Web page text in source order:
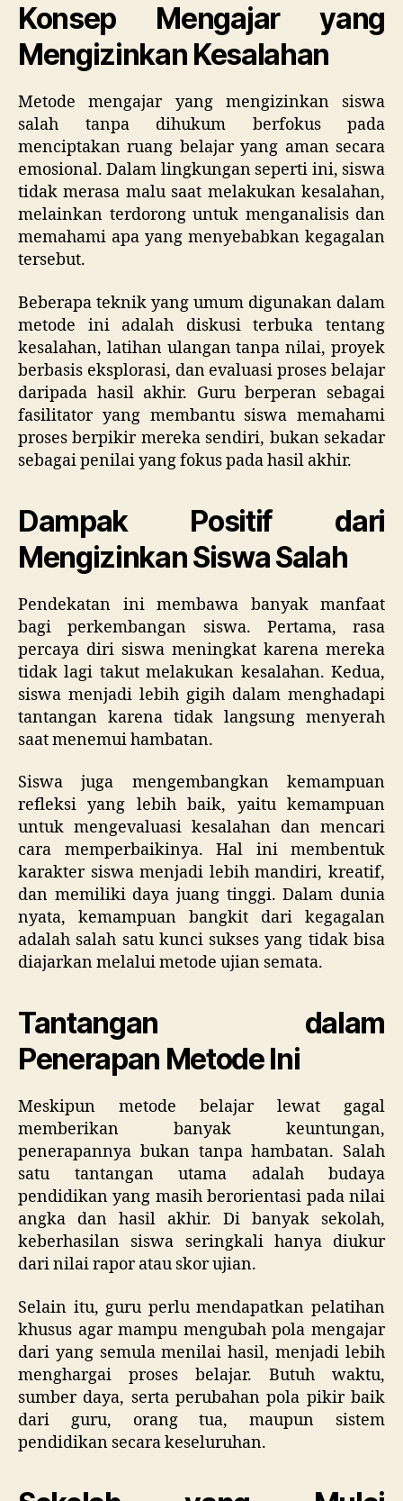
Konsep Mengajar yang
Mengizinkan Kesalahan
Metode mengajar yang mengizinkan siswa
salah tanpa dihukum berfokus pada
menciptakan ruang belajar yang aman secara
emosional. Dalam lingkungan seperti ini, siswa
tidak merasa malu saat melakukan kesalahan,
melainkan terdorong untuk menganalisis dan
memahami apa yang menyebabkan kegagalan
tersebut.
Beberapa teknik yang umum digunakan dalam
metode ini adalah diskusi terbuka tentang
kesalahan, latihan ulangan tanpa nilai, proyek
berbasis eksplorasi, dan evaluasi proses belajar
daripada hasil akhir. Guru berperan sebagai
fasilitator yang membantu siswa memahami
proses berpikir mereka sendiri, bukan sekadar
sebagai penilai yang fokus pada hasil akhir.
Dampak Positif dari
Mengizinkan Siswa Salah
Pendekatan ini membawa banyak manfaat
bagi perkembangan siswa. Pertama, rasa
percaya diri siswa meningkat karena mereka
tidak lagi takut melakukan kesalahan. Kedua,
siswa menjadi lebih gigih dalam menghadapi
tantangan karena tidak langsung menyerah
saat menemui hambatan.
Siswa juga mengembangkan kemampuan
refleksi yang lebih baik, yaitu kemampuan
untuk mengevaluasi kesalahan dan mencari
cara memperbaikinya. Hal ini membentuk
karakter siswa menjadi lebih mandiri, kreatif,
dan memiliki daya juang tinggi. Dalam dunia
nyata, kemampuan bangkit dari kegagalan
adalah salah satu kunci sukses yang tidak bisa
diajarkan melalui metode ujian semata.
Tantangan dalam
Penerapan Metode Ini
Meskipun metode belajar lewat gagal
memberikan banyak keuntungan,
penerapannya bukan tanpa hambatan. Salah
satu tantangan utama adalah budaya
pendidikan yang masih berorientasi pada nilai
angka dan hasil akhir. Di banyak sekolah,
keberhasilan siswa seringkali hanya diukur
dari nilai rapor atau skor ujian.
Selain itu, guru perlu mendapatkan pelatihan
khusus agar mampu mengubah pola mengajar
dari yang semula menilai hasil, menjadi lebih
menghargai proses belajar. Butuh waktu,
sumber daya, serta perubahan pola pikir baik
dari guru, orang tua, maupun sistem
pendidikan secara keseluruhan.